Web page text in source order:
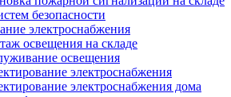
безопасности
электроснабжения
освещения на складе
освещения
электроснабжения
электроснабжения дома